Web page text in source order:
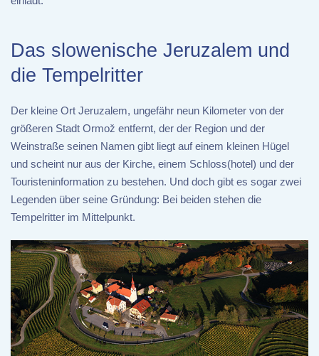
Das slowenische Jeruzalem und
die Tempelritter
Der kleine Ort Jeruzalem, ungefähr neun Kilometer von der
größeren Stadt Ormož entfernt, der der Region und der
Weinstraße seinen Namen gibt liegt auf einem kleinen Hügel
und scheint nur aus der Kirche, einem Schloss(hotel) und der
Touristeninformation zu bestehen. Und doch gibt es sogar zwei
Legenden über seine Gründung: Bei beiden stehen die
Tempelritter im Mittelpunkt.